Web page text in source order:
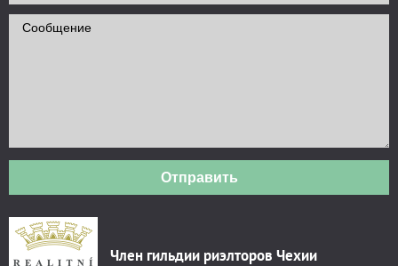
Отправить
Член гильдии риэлторов Чехии